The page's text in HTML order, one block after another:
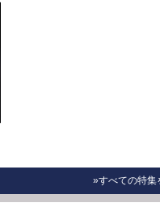
»すべての特集